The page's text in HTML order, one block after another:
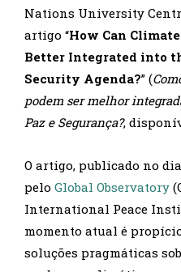
Nations University
artigo “How Can
Better Integrated into
Security Agenda?” (
podem ser melhor
Paz e Segurança?,
O artigo, publicado no dia
pelo Global Observatory
International Peace
momento atual é
soluções pragmáticas